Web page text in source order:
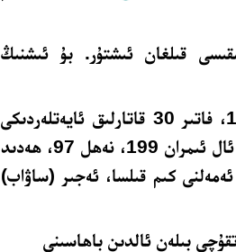
قىلغان ئىشتۇر. بۇ ئىشنىڭ
ئال ئىمران 57، نىسا 152 ۋە 173، فاتىر 30 قاتارلىق ئايەتلەردىكى
»، بەقەرە 62، 274، 277، ئال ئىمران 199، نەھل 97، ھەدىد
كىم قىلسا، ئەجىر (ساۋاب)
بىلەن ئالدىن باھاسىنى